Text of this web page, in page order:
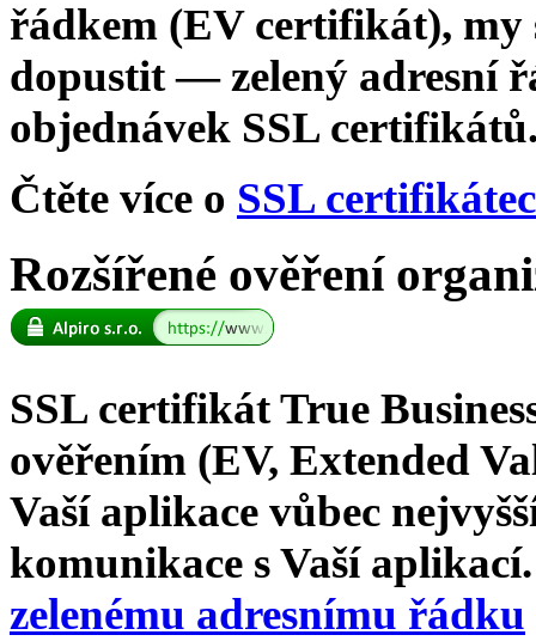
řádkem (EV certifikát), my
dopustit — zelený adresní
objednávek SSL
Čtěte více o SSL
Rozšířené ověření
SSL certifikát True
ověřením (EV, Extended
Vaší aplikace vůbec
komunikace s Vaší
zelenému adresnímu řádku